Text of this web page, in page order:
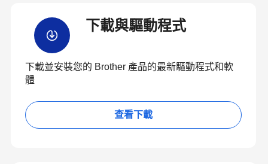
下載與驅動程式
下載並安裝您的 Brother 產品的最新驅動程式和軟
體
查看下載